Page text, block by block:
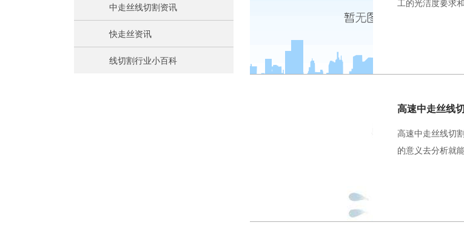
中走丝线切割资讯
快走丝资讯
线切割行业小百科
工的光洁度要求
高速中走丝线
高速中走丝线切
的意义去分析就